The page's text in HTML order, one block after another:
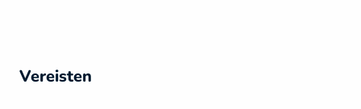
Vereisten